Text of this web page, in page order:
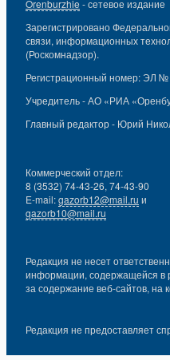
Orenburzhie - сетевое издание
Зарегистрировано
связи, информационных
(Роскомнадзор).
Регистрационный номер: ЭЛ
Учредитель - АО «РИА
Главный редактор - Юрий
Коммерческий отдел:
8 (3532) 74-43-26, 74-43-90
E-mail:gazorb12@mail.ru и
gazorb10@mail.ru
Редакция не несет
информации, содержащейся в
за содержание веб-сайтов, на
Редакция не предоставляет